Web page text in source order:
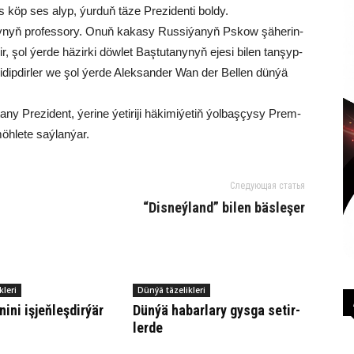
köp ses alyp, ýur­duň tä­ze Pre­zi­den­ti bold­y.
pro­fes­so­ry. Onuň ka­ka­sy Rus­si­ýa­nyň Pskow şä­he­rin­
şol ýer­de hä­zir­ki döw­let Baş­tu­ta­ny­nyň eje­si bi­len tan­şyp­
we şol ýer­de Alek­san­der Wan der Bel­len dün­ýä
Pre­zi­dent, ýe­ri­ne ýe­ti­ri­ji hä­ki­mi­ýe­tiň ýol­baş­çy­sy Prem­
saý­lan­ýar.
Следующая статья
“Dis­neý­land” bilen bäs­leşer
iş­jeň­leş­dir­ýär
Dünýä täzelikleri
Dün­ýä ha­bar­la­ry gys­ga se­tir­
ler­de